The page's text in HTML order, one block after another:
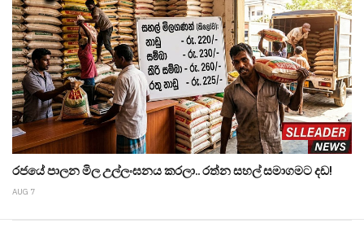
රජයේ පාලන මිල උල්ලංඝනය කරලා.. රත්න සහල් සමාගමට දඩ!
AUG 7